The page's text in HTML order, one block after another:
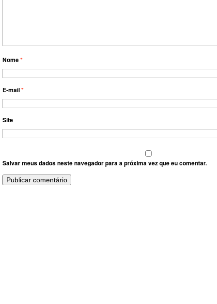
Nome*
E-mail*
Site
Salvar meus dados neste navegador para a próxima vez que eu comentar.